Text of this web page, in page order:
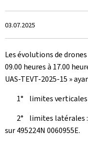
Crée
le
03.07.2025
Les évolutions de
09.00 heures à 17.00
UAS-TEVT-2025-15 »
1° limites verticales :
2° limites latérales :
sur 495224N 0060955E.